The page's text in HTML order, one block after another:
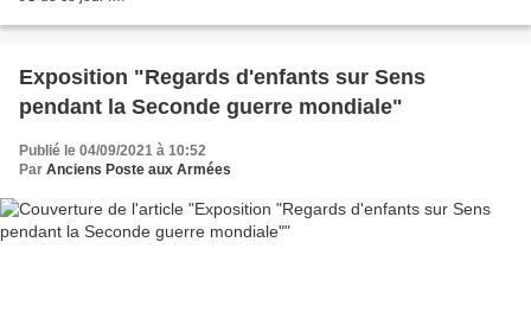
desactivé...
Exposition "Regards d'enfants sur Sens
pendant la Seconde guerre mondiale"
Publié le 04/09/2021 à 10:52
Par Anciens Poste aux Armées